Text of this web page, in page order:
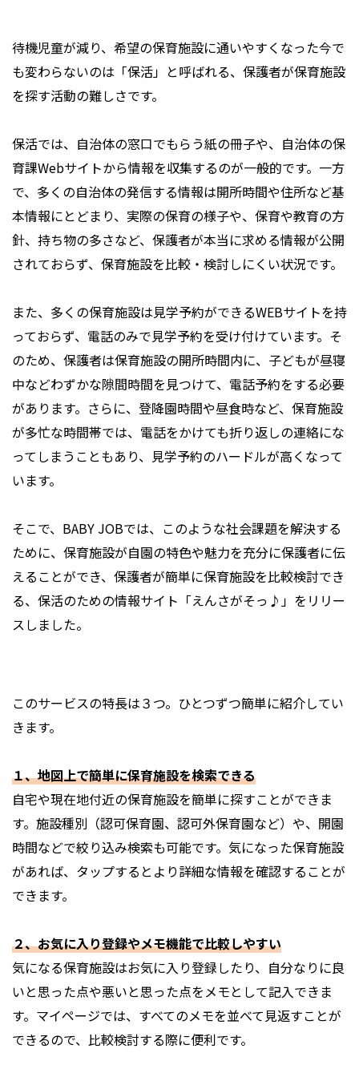
待機児童が減り、希望の保育施設に通いやすくなった今で
も変わらないのは「保活」と呼ばれる、保護者が保育施設
を探す活動の難しさです。
保活では、自治体の窓口でもらう紙の冊子や、自治体の保
育課Webサイトから情報を収集するのが一般的です。一方
で、多くの自治体の発信する情報は開所時間や住所など基
本情報にとどまり、実際の保育の様子や、保育や教育の方
針、持ち物の多さなど、保護者が本当に求める情報が公開
されておらず、保育施設を比較・検討しにくい状況です。
また、多くの保育施設は見学予約ができるWEBサイトを持
っておらず、電話のみで見学予約を受け付けています。そ
のため、保護者は保育施設の開所時間内に、子どもが昼寝
中などわずかな隙間時間を見つけて、電話予約をする必要
があります。さらに、登降園時間や昼食時など、保育施設
が多忙な時間帯では、電話をかけても折り返しの連絡にな
ってしまうこともあり、見学予約のハードルが高くなって
います。
そこで、BABY JOBでは、このような社会課題を解決する
ために、保育施設が自園の特色や魅力を充分に保護者に伝
えることができ、保護者が簡単に保育施設を比較検討でき
る、保活のための情報サイト「えんさがそっ♪」をリリー
スしました。
このサービスの特長は３つ。ひとつずつ簡単に紹介してい
きます。
１、地図上で簡単に保育施設を検索できる
自宅や現在地付近の保育施設を簡単に探すことができま
す。施設種別（認可保育園、認可外保育園など）や、開園
時間などで絞り込み検索も可能です。気になった保育施設
があれば、タップするとより詳細な情報を確認することが
できます。
２、お気に入り登録やメモ機能で比較しやすい
気になる保育施設はお気に入り登録したり、自分なりに良
いと思った点や悪いと思った点をメモとして記入できま
す。マイページでは、すべてのメモを並べて見返すことが
できるので、比較検討する際に便利です。